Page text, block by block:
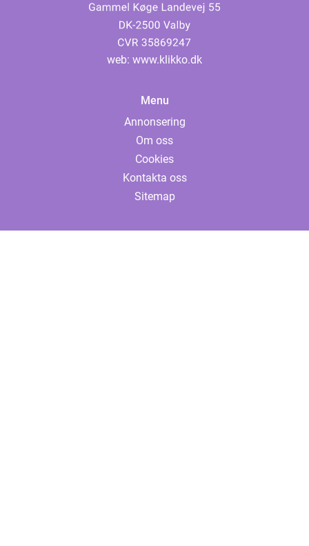
web: www.klikko.dk
Menu
Annonsering
Om oss
Cookies
Kontakta oss
Sitemap